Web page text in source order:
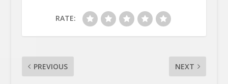
RATE:
PREVIOUS NEXT